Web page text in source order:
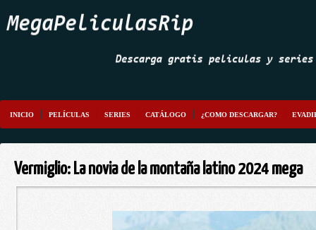
INICIO PELÍCULAS SERIES CATÁLOGO ¿COMO DESCARGAR?
Vermiglio: La novia de la montaña latino 2024 mega